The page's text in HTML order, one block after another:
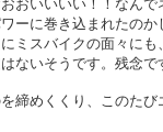
おいいいい！！なん
ーに巻き込まれたの
ミスバイクの面々に
ないそうです。残念で
締めくくり、このた